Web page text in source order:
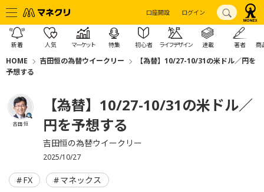
口座開設 ログイン
新着 人気 マーケット 特集 初心者 ライフデザイン 連載 著者 商
HOME 吉田恒の為替ウイークリー
【為替】10/27-10/31の米ドル／円を
予想する
吉田 恒
【為替】10/27-10/31の米ドル／
円を予想する
吉田恒の為替ウイークリー
2025/10/27
FX マネックス